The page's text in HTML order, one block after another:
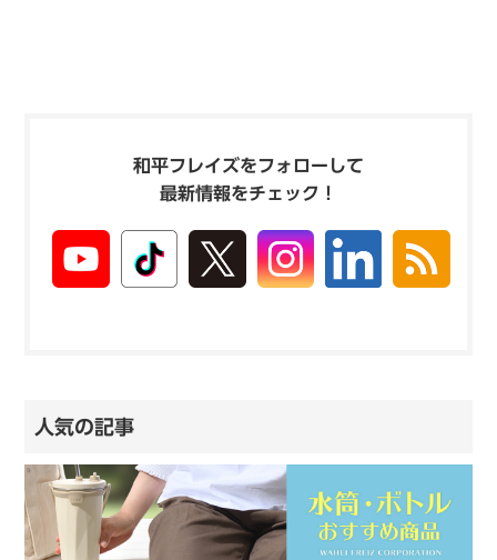
和平フレイズをフォローして
最新情報をチェック！
人気の記事